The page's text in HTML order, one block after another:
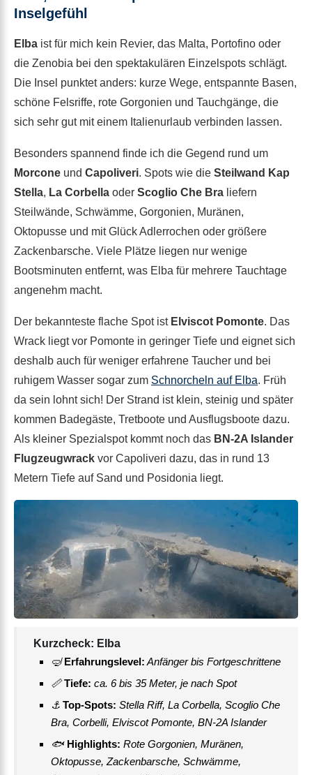
Inselgefühl
Elba ist für mich kein Revier, das Malta, Portofino oder
die Zenobia bei den spektakulären Einzelspots schlägt.
Die Insel punktet anders: kurze Wege, entspannte Basen,
schöne Felsriffe, rote Gorgonien und Tauchgänge, die
sich sehr gut mit einem Italienurlaub verbinden lassen.
Besonders spannend finde ich die Gegend rund um
Morcone und Capoliveri. Spots wie die Steilwand Kap
Stella, La Corbella oder Scoglio Che Bra liefern
Steilwände, Schwämme, Gorgonien, Muränen,
Oktopusse und mit Glück Adlerrochen oder größere
Zackenbarsche. Viele Plätze liegen nur wenige
Bootsminuten entfernt, was Elba für mehrere Tauchtage
angenehm macht.
Der bekannteste flache Spot ist Elviscot Pomonte. Das
Wrack liegt vor Pomonte in geringer Tiefe und eignet sich
deshalb auch für weniger erfahrene Taucher und bei
ruhigem Wasser sogar zum Schnorcheln auf Elba. Früh
da sein lohnt sich! Der Strand ist klein, steinig und später
kommen Badegäste, Tretboote und Ausflugsboote dazu.
Als kleiner Spezialspot kommt noch das BN-2A Islander
Flugzeugwrack vor Capoliveri dazu, das in rund 13
Metern Tiefe auf Sand und Posidonia liegt.
Kurzcheck: Elba
🤿Erfahrungslevel: Anfänger bis Fortgeschrittene
📏Tiefe: ca. 6 bis 35 Meter, je nach Spot
⚓ Top-Spots: Stella Riff, La Corbella, Scoglio Che
Bra, Corbelli, Elviscot Pomonte, BN-2A Islander
🐟 Highlights: Rote Gorgonien, Muränen,
Oktopusse, Zackenbarsche, Schwämme,